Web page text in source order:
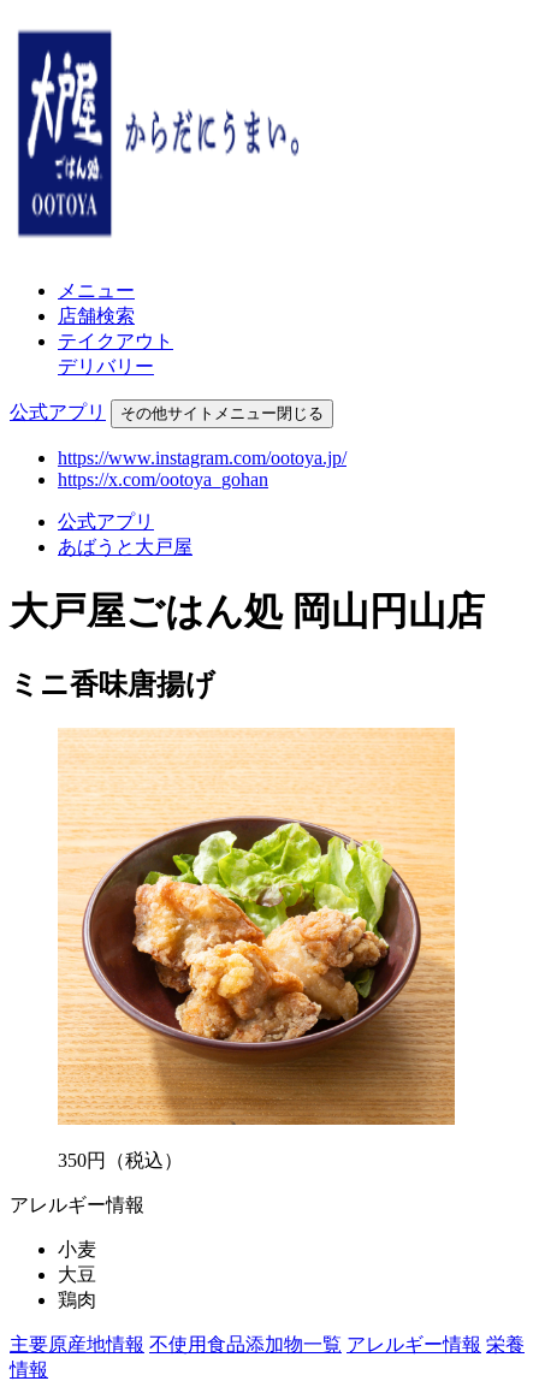
メニュー
店舗検索
テイクアウト
デリバリー
公式アプリ その他サイトメニュー閉じる
https://www.instagram.com/ootoya.jp/
https://x.com/ootoya_gohan
公式アプリ
あばうと大戸屋
大戸屋ごはん処 岡山円山店
ミニ香味唐揚げ
350円 （税込）
アレルギー情報
小麦
大豆
鶏肉
主要原産地情報 不使用食品添加物一覧 アレルギー情報 栄養
情報